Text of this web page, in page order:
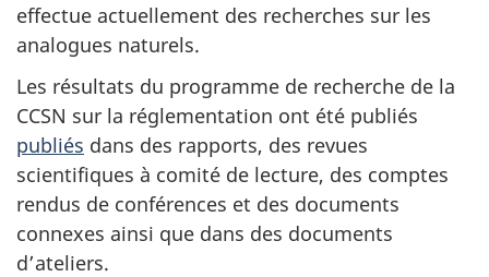
effectue actuellement des recherches sur les
analogues naturels.
Les résultats du programme de recherche de la
CCSN sur la réglementation ont été publiés
publiés dans des rapports, des revues
scientifiques à comité de lecture, des comptes
rendus de conférences et des documents
connexes ainsi que dans des documents
d’ateliers.